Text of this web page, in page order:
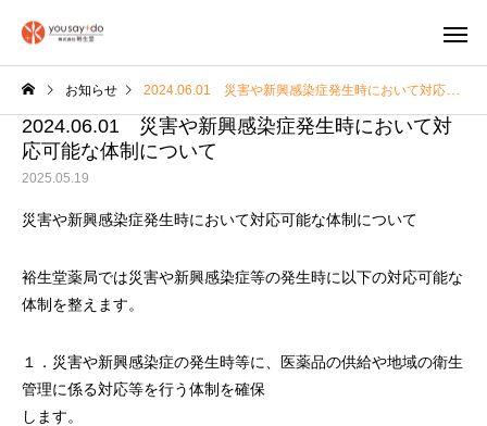
お知らせ 2024.06.01 災害や新興感染症発生時において対応可能な体制について
2024.06.01 災害や新興感染症発生時において対
応可能な体制について
2025.05.19
災害や新興感染症発生時において対応可能な体制について
裕生堂薬局では災害や新興感染症等の発生時に以下の対応可能な
体制を整えます。
１．災害や新興感染症の発生時等に、医薬品の供給や地域の衛生
管理に係る対応等を行う体制を確保
します。